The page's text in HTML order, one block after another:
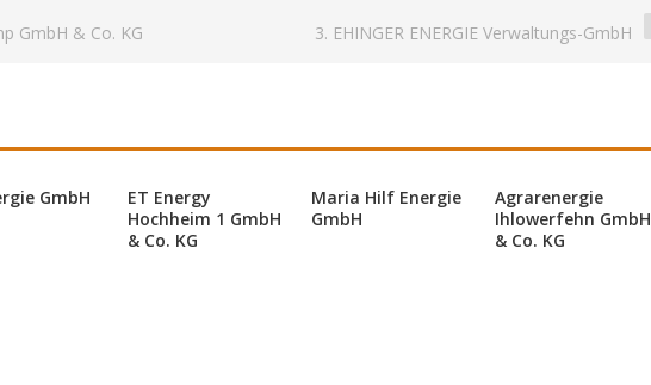
GmbH & Co. KG 3. EHINGER ENERGIE Verwaltungs-GmbH
GmbH
ET Energy
Hochheim 1 GmbH
& Co. KG
Maria Hilf Energie
GmbH
Agrarenergie
Ihlowerfehn GmbH
& Co. KG